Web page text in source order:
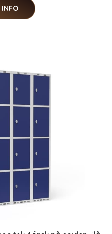
INFO!